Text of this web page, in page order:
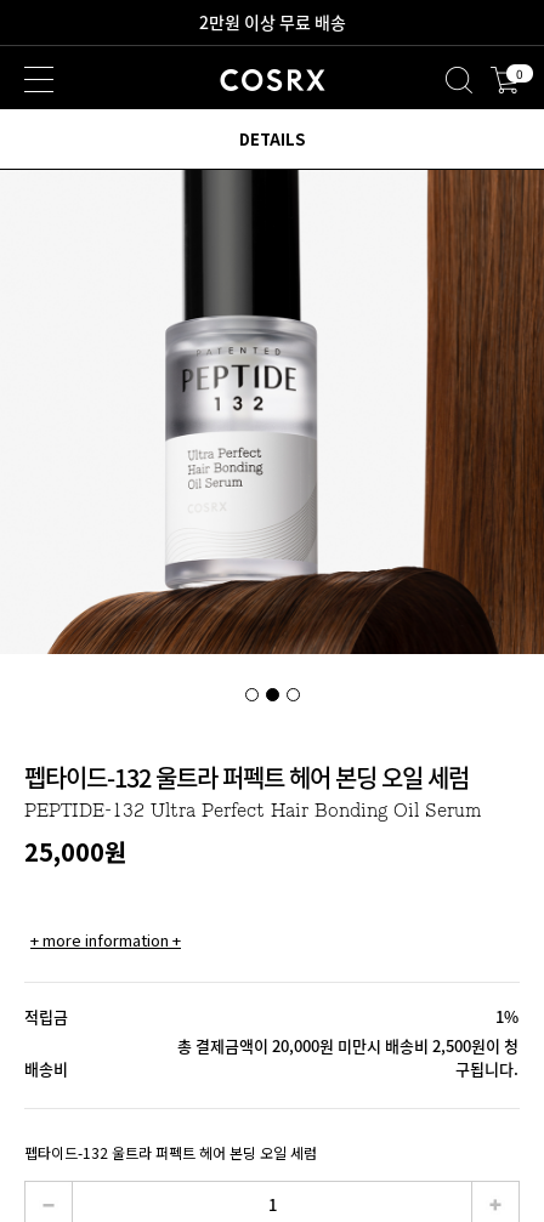
2만원 이상 무료 배송
새로워진 회원 혜택을 만나보세요! 0
펩타이드-132 울트라 퍼펙트 헤어 본딩 오일 세럼
PEPTIDE-132 Ultra Perfect Hair Bonding Oil Serum
25,000원
+ more information +
적립금 1%
배송비
총 결제금액이 20,000원 미만시 배송비 2,500원이 청
구됩니다.
펩타이드-132 울트라 퍼펙트 헤어 본딩 오일 세럼
DETAILS